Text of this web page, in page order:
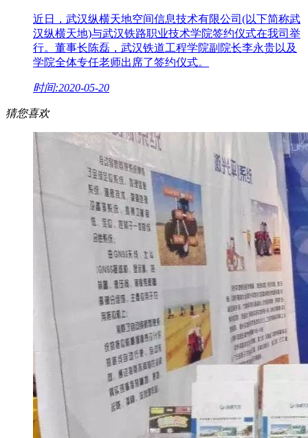
近日，武汉纵横天地空间信息技术有限公司(以下简称武
汉纵横天地)与武汉铁路职业技术学院签约仪式在我司举
行。董事长陈磊，武汉铁道工程学院副院长李永贵以及
学院全体专任老师出席了签约仪式。
时间:2020-05-20
猜您喜欢